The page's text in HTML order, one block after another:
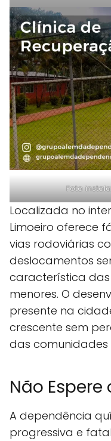
Foto
Localizada no
Limoeiro oferece
vias rodoviárias
deslocamentos
característica
menores. O
presente na
crescente sem
das comunidades
Não
A dependência
progressiva e